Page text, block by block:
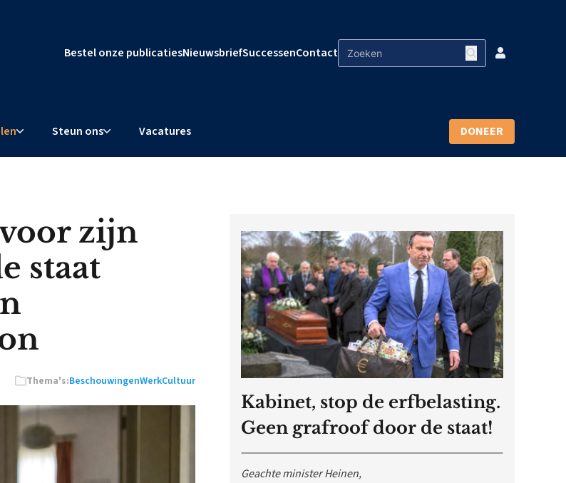
Bestel onze publicatiesNieuwsbriefSuccessenContact
Steun ons Vacatures DONEER
zijn
staat
Thema's:BeschouwingenWerkCultuur
Kabinet, stop de erfbelasting.
Geen grafroof door de staat!
Geachte minister Heinen,